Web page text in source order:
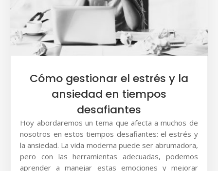
Cómo gestionar el estrés y la
ansiedad en tiempos
desafiantes
Hoy abordaremos un tema que afecta a muchos de
nosotros en estos tiempos desafiantes: el estrés y
la ansiedad. La vida moderna puede ser abrumadora,
pero con las herramientas adecuadas, podemos
aprender a manejar estas emociones y mejorar